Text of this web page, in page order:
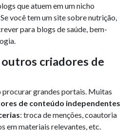
que atuem em um nicho
você tem um site sobre nutrição,
para blogs de saúde, bem-
outros criadores de
procurar grandes portais. Muitas
de conteúdo independentes
: troca de menções, coautoria
em materiais relevantes, etc.